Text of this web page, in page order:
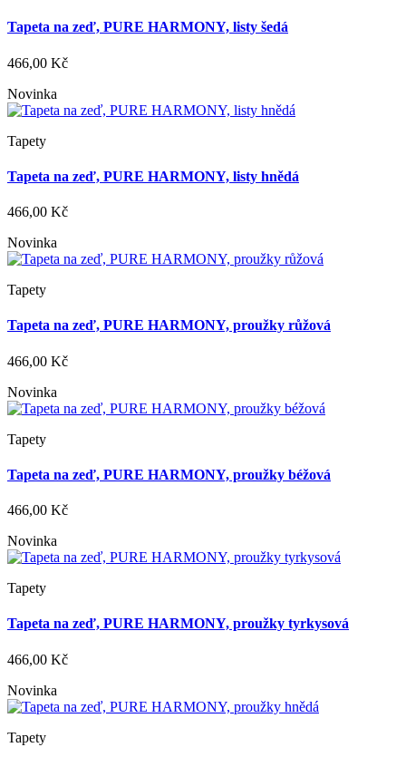
Tapeta na zeď, PURE HARMONY, listy šedá
466,00 Kč
Novinka
Tapety
Tapeta na zeď, PURE HARMONY, listy hnědá
466,00 Kč
Novinka
Tapety
Tapeta na zeď, PURE HARMONY, proužky růžová
466,00 Kč
Novinka
Tapety
Tapeta na zeď, PURE HARMONY, proužky béžová
466,00 Kč
Novinka
Tapety
Tapeta na zeď, PURE HARMONY, proužky tyrkysová
466,00 Kč
Novinka
Tapety